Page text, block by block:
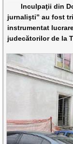
Inculpaţii din
jurnalişti” au fost
instrumentat
judecătorilor de la